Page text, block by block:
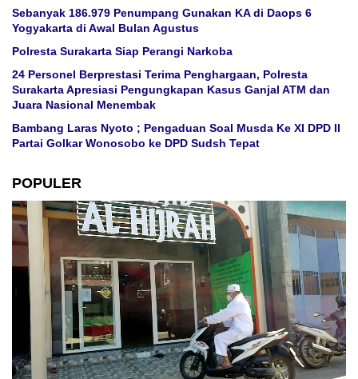
Sebanyak 186.979 Penumpang Gunakan KA di Daops 6
Yogyakarta di Awal Bulan Agustus
Polresta Surakarta Siap Perangi Narkoba
24 Personel Berprestasi Terima Penghargaan, Polresta
Surakarta Apresiasi Pengungkapan Kasus Ganjal ATM dan
Juara Nasional Menembak
Bambang Laras Nyoto ; Pengaduan Soal Musda Ke XI DPD II
Partai Golkar Wonosobo ke DPD Sudsh Tepat
POPULER